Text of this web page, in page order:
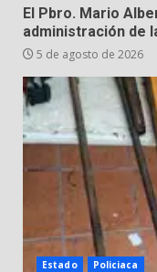
5
de
El Pbro. Mario
administración de
5 de agosto de 2026
Estado Policiaca